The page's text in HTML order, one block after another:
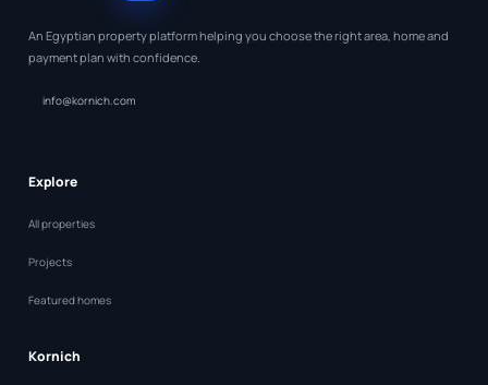
An Egyptian property platform helping you choose the right area, home and
payment plan with confidence.
info@kornich.com
Explore
All properties
Projects
Featured homes
Kornich